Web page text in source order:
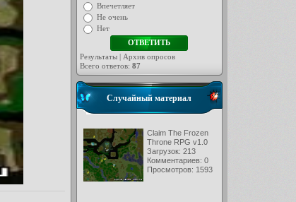
Впечетляет
Не очень
Нет
Результаты| Архив опросов
Всего ответов: 87
Случайный материал
Claim The Frozen
Throne RPG v1.0
Загрузок: 213
Комментариев: 0
Просмотров: 1593